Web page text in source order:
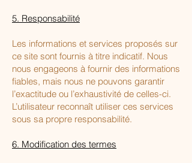
5. Responsabilité
Les informations et services proposés sur
ce site sont fournis à titre indicatif. Nous
nous engageons à fournir des informations
fiables, mais nous ne pouvons garantir
l’exactitude ou l’exhaustivité de celles-ci.
L’utilisateur reconnaît utiliser ces services
sous sa propre responsabilité.
6. Modification des termes